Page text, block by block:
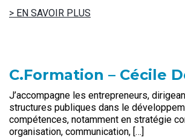
> EN SAVOIR PLUS
C.Formation – Cécile
J’accompagne les entrepreneurs,
structures publiques dans le
compétences, notamment en stratégie
organisation, communication, […]